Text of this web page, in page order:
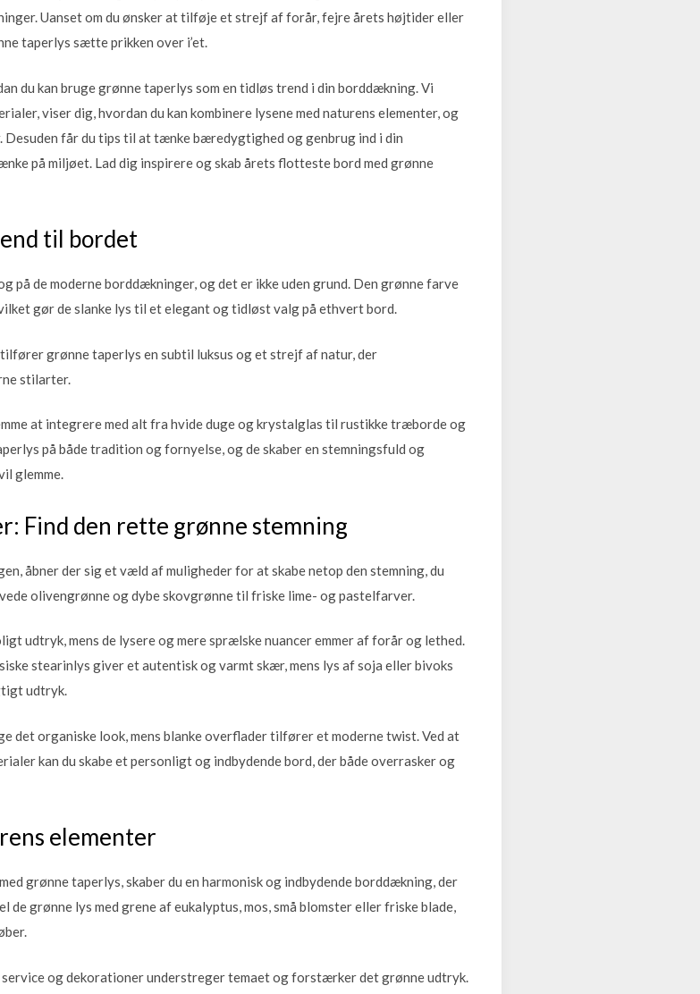
Uanset om du ønsker at tilføje et strejf af forår, fejre årets højtider eller
taperlys sætte prikken over i’et.
du kan bruge grønne taperlys som en tidløs trend i din borddækning. Vi
viser dig, hvordan du kan kombinere lysene med naturens elementer, og
får du tips til at tænke bæredygtighed og genbrug ind i din
på miljøet. Lad dig inspirere og skab årets flotteste bord med grønne
til bordet
på de moderne borddækninger, og det er ikke uden grund. Den grønne farve
gør de slanke lys til et elegant og tidløst valg på ethvert bord.
grønne taperlys en subtil luksus og et strejf af natur, der
stilarter.
at integrere med alt fra hvide duge og krystalglas til rustikke træborde og
på både tradition og fornyelse, og de skaber en stemningsfuld og
glemme.
Find den rette grønne stemning
åbner der sig et væld af muligheder for at skabe netop den stemning, du
olivengrønne og dybe skovgrønne til friske lime- og pastelfarver.
udtryk, mens de lysere og mere sprælske nuancer emmer af forår og lethed.
stearinlys giver et autentisk og varmt skær, mens lys af soja eller bivoks
udtryk.
det organiske look, mens blanke overflader tilfører et moderne twist. Ved at
kan du skabe et personligt og indbydende bord, der både overrasker og
elementer
grønne taperlys, skaber du en harmonisk og indbydende borddækning, der
de grønne lys med grene af eukalyptus, mos, små blomster eller friske blade,
og dekorationer understreger temaet og forstærker det grønne udtryk.